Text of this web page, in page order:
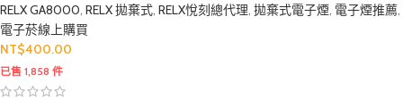
RELX GA8000, RELX 拋棄式, RELX悅刻總代理, 拋棄式電子煙, 電子煙推薦,
電子菸線上購買
NT$400.00
已售 1,858 件